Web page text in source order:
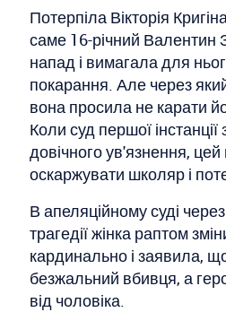
Потерпіла Вікторія
саме 16-річний Валентин
напад і вимагала для
покарання. Але через
вона просила не карати
Коли суд першої
довічного ув'язнення,
оскаржувати школяр і
В апеляційному суді
трагедії жінка раптом
кардинально і заявила,
безжальний вбивця, а
від чоловіка.